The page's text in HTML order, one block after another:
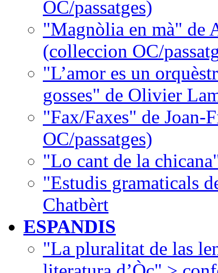
OC/passatges)
"Magnòlia en mà" de
(colleccion OC/
"L’amor es un
gosses" de Olivier
"Fax/Faxes" de Joan-
OC/passatges)
"Lo cant de la
"Estudis gramaticals
Chatbèrt
ESPANDIS
"La pluralitat de las